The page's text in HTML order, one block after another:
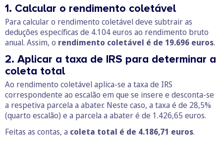
1. Calcular o rendimento coletável
Para calcular o rendimento coletável deve subtrair as
deduções específicas de 4.104 euros ao rendimento bruto
anual. Assim, o rendimento coletável é de 19.696 euros.
2. Aplicar a taxa de IRS para determinar a
coleta total
Ao rendimento coletável aplica-se a taxa de IRS
correspondente ao escalão em que se insere e desconta-se
a respetiva parcela a abater. Neste caso, a taxa é de 28,5%
(quarto escalão) e a parcela a abater é de 1.426,65 euros.
Feitas as contas, a coleta total é de 4.186,71 euros.